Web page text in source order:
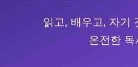
읽고, 배우고, 자기
온전한 독